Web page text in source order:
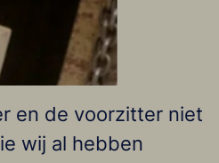
en de voorzitter niet
wij al hebben